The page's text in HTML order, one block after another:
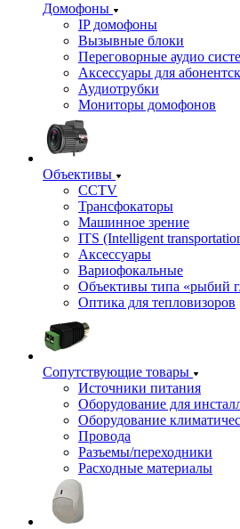
Домофоны
IP домофоны
Вызывные блоки
Переговорные аудио
Аксессуары для
Аудиотрубки
Мониторы домофонов
Объективы
CCTV
Трансфокаторы
Машинное зрение
ITS (Intelligent
Аксессуары
Вариофокальные
Объективы типа «рыбий
Оптика для тепловизоров
Сопутствующие товары
Источники питания
Оборудование для
Оборудование
Провода
Разъемы/переходники
Расходные материалы